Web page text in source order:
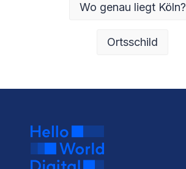
Wo genau liegt Köln?
Ortsschild